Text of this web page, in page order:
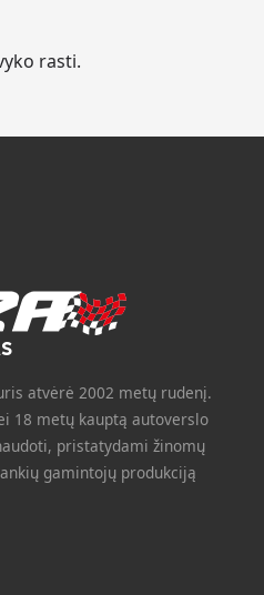
rasti.
atvėrė 2002 metų rudenį.
18 metų kauptą autoverslo
pristatydami žinomų
gamintojų produkciją